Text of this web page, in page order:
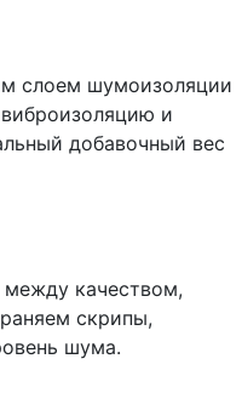
слоем шумоизоляции
и
добавочный вес
качеством,
скрипы,
шума.